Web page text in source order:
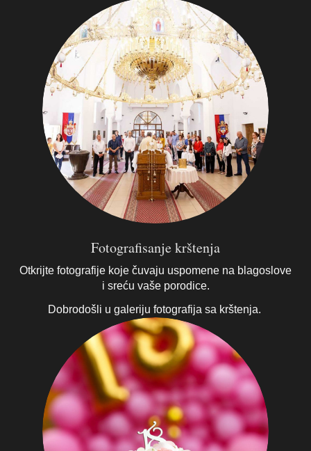
Fotografisanje krštenja
Otkrijte fotografije koje čuvaju uspomene na blagoslove
i sreću vaše porodice.
Dobrodošli u galeriju fotografija sa krštenja.